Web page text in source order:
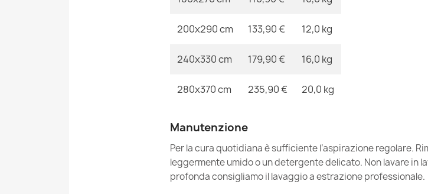
200x290 cm 133,90 € 12,0 kg
240x330 cm 179,90 € 16,0 kg
280x370 cm 235,90 € 20,0 kg
Manutenzione
Per la cura quotidiana è sufficiente l’aspirazione regolare.
leggermente umido o un detergente delicato. Non lavare in
profonda consigliamo il lavaggio a estrazione professionale.